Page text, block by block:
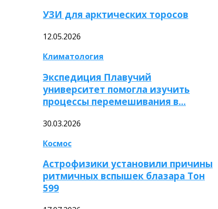
УЗИ для арктических торосов
12.05.2026
Климатология
Экспедиция Плавучий
университет помогла изучить
процессы перемешивания в…
30.03.2026
Космос
Астрофизики установили причины
ритмичных вспышек блазара Тон
599